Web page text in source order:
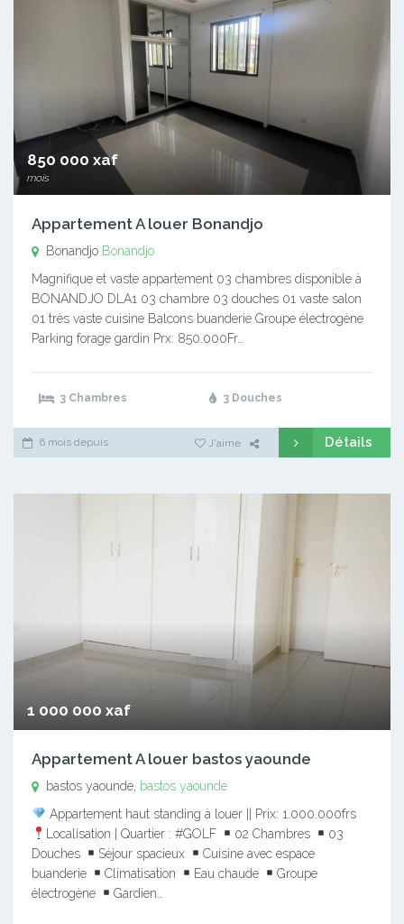
850 000 xaf
mois
Appartement A louer Bonandjo
Bonandjo Bonandjo
Magnifique et vaste appartement 03 chambres disponible à
BONANDJO DLA1 03 chambre 03 douches 01 vaste salon
01 très vaste cuisine Balcons buanderie Groupe électrogène
Parking forage gardin Prx: 850.000Fr…
3 Chambres 3 Douches
6 mois depuis J'aime Détails
1 000 000 xaf
Appartement A louer bastos yaounde
bastos yaounde, bastos yaounde
Appartement haut standing à louer || Prix: 1.000.000frs
Localisation | Quartier : #GOLF
02 Chambres
03
Douches
Séjour spacieux
Cuisine avec espace
buanderie
Climatisation Eau chaude
Groupe
électrogène
Gardien…